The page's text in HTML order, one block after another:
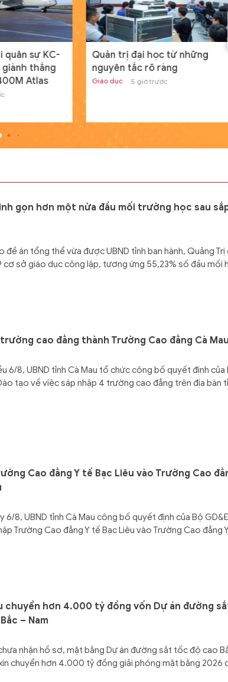
A01 tỉnh Lạng Sơn từng bỏ
loại HSG quốc gia
Học đường 20/07/2024 00:04
GD&TĐ - Dù điều kiện học tập có phần
hạn chế nhưng, Dương Đình Thanh
dân tộc Tày vẫn sở hữu điểm số ba
19/07/2024 13:19
Windows được báo cáo ở nhiều quốc
quân sự KC-
thắng
Atlas
Quản trị đại học từ những
nguyên tắc rõ ràng
Giáo dục 5 giờ trước
gọn hơn một nửa đầu mối trường học sau
đề án tổng thể vừa được UBND tỉnh ban hành, Quảng Trị
cơ sở giáo dục công lập, tương ứng 55,23% số đầu mối
cao đẳng thành Trường Cao đẳng Cà Mau
6/8, UBND tỉnh Cà Mau tổ chức công bố quyết định của
tạo về việc sáp nhập 4 trường cao đẳng trên địa bàn
Cao đẳng Y tế Bạc Liêu vào Trường Cao
6/8, UBND tỉnh Cà Mau công bố quyết định của Bộ
Trường Cao đẳng Y tế Bạc Liêu vào Trường Cao đẳng
chuyển hơn 4.000 tỷ đồng vốn Dự án đường
– Nam
nhận hồ sơ, mặt bằng Dự án đường sắt tốc độ cao
chuyển hơn 4.000 tỷ đồng giải phóng mặt bằng 2026